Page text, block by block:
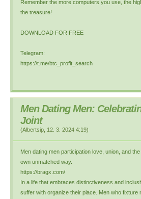
Remember the more computers you use, the
the treasure!
DOWNLOAD FOR FREE
Telegram:
https://t.me/btc_profit_search
Men Dating Men:
Joint
(Albertsip 12. 3. 2024 4:19)
Men dating men participation love, union, and
own unmatched way.
https://bragx.com/
In a life that embraces distinctiveness and
suffer with organize their place. Men who fixture